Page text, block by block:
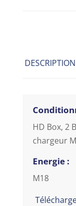
DESCRIPTION
HD Box, 2
chargeur
Energie :
M18